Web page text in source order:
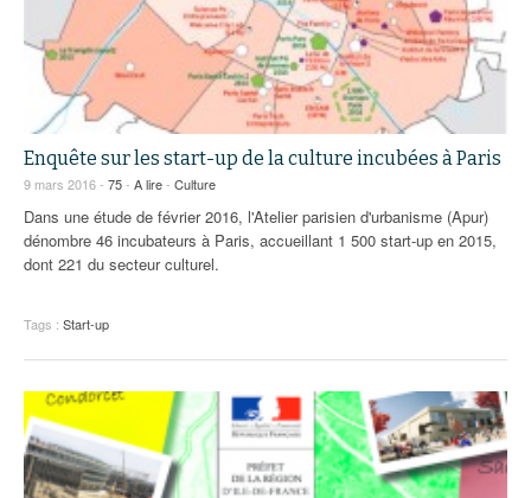
Enquête sur les start-up de la culture incubées à Paris
9 mars 2016 - 75- A lire- Culture
Dans une étude de février 2016, l'Atelier parisien d'urbanisme (Apur)
dénombre 46 incubateurs à Paris, accueillant 1 500 start-up en 2015,
dont 221 du secteur culturel.
Tags : Start-up